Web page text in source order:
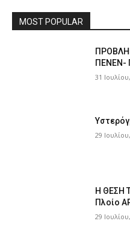
MOST POPULAR
ΠΕΝΕΝ-
31
29
Η ΘΕΣΗ
Πλοίο
29